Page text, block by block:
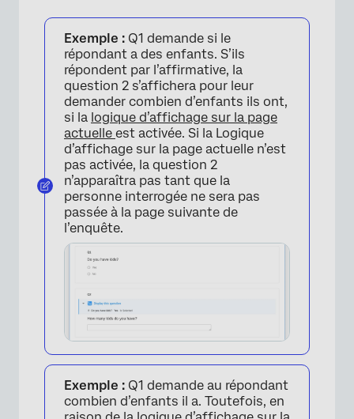
Exemple : Q1 demande si le
répondant a des enfants. S’ils
répondent par l’affirmative, la
question 2 s’affichera pour leur
demander combien d’enfants ils ont,
si la logique d’affichage sur la page
actuelle est activée. Si la Logique
d’affichage sur la page actuelle n’est
pas activée, la question 2
n’apparaîtra pas tant que la
personne interrogée ne sera pas
passée à la page suivante de
l’enquête.
Exemple : Q1 demande au répondant
combien d’enfants il a. Toutefois, en